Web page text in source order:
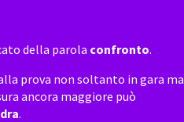
della parola confronto.
prova non soltanto in gara ma
ancora maggiore può
.